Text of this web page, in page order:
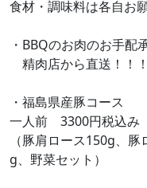
食材・調味料は各自お
・BBQのお肉のお手配
精肉店から直送！！
・福島県産豚コース
一人前 3300円税込み
（豚肩ロース150g、
g、野菜セット）